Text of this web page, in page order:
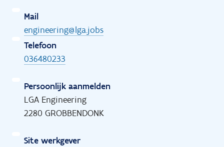
Mail
engineering@lga.jobs
Telefoon
036480233
Persoonlijk aanmelden
LGA Engineering
2280 GROBBENDONK
Site werkgever